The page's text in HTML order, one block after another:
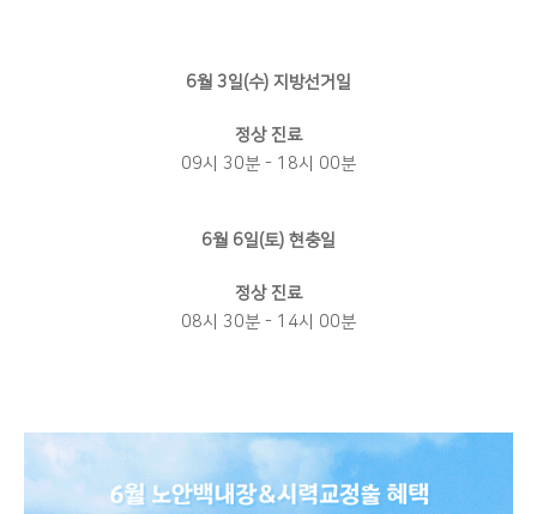
6월 3일(수) 지방선거일
정상 진료
09시 30분 - 18시 00분
6월 6일(토) 현충일
정상 진료
08시 30분 - 14시 00분